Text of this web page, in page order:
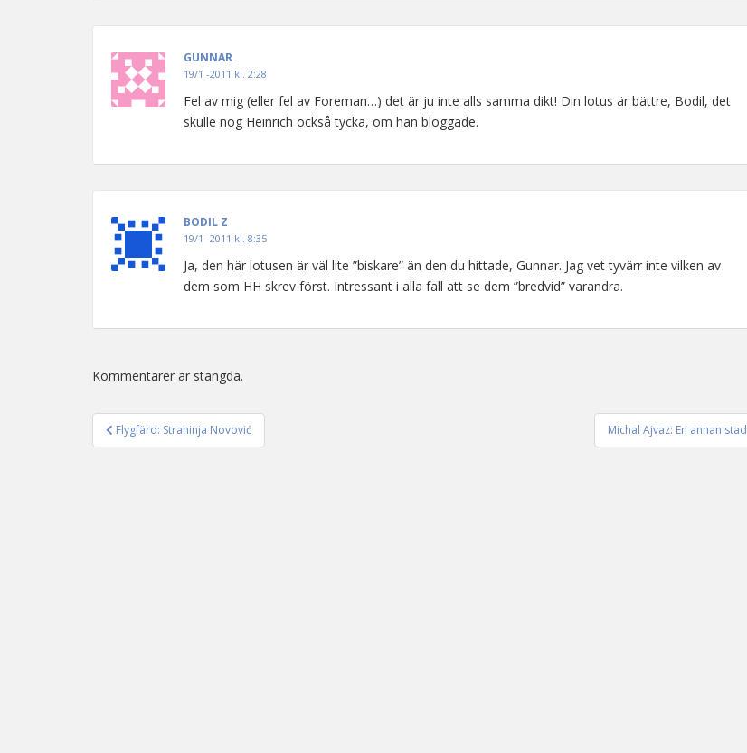
GUNNAR
19/1 -2011 kl. 2:28
Fel av mig (eller fel av Foreman…) det är ju inte alls samma dikt! Din lotus är bättre, Bodil, det
skulle nog Heinrich också tycka, om han bloggade.
BODIL Z
19/1 -2011 kl. 8:35
Ja, den här lotusen är väl lite ”biskare” än den du hittade, Gunnar. Jag vet tyvärr inte vilken av
dem som HH skrev först. Intressant i alla fall att se dem ”bredvid” varandra.
Kommentarer är stängda.
Inläggsnavigering
Flygfärd: Strahinja Novović Michal Ajvaz: En annan stad